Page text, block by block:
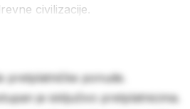
civilizacije.
pretplatničke ponude.
je isključivo pretplatnicima.